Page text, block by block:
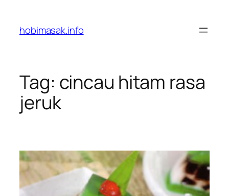
content
hobimasak.info
Tag: cincau hitam rasa
jeruk